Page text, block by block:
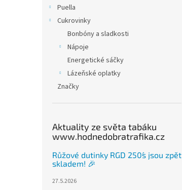
Puella
Cukrovinky
Bonbóny a sladkosti
Nápoje
Energetické sáčky
Lázeňské oplatky
Značky
Aktuality ze světa tabáku
www.hodnedobratrafika.cz
Růžové dutinky RGD 250´s jsou zpět
skladem! 🎉
27.5.2026